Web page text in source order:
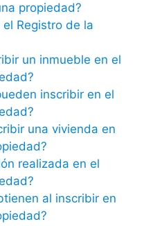
propiedad?
Registro de la
un inmueble en el
inscribir en el
una vivienda en
realizada en el
al inscribir en